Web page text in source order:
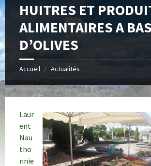
HUITRES ET
ALIMENTAIRES A
D’OLIVES
Accueil Actualités
Laur
ent
Nau
tho
nnie